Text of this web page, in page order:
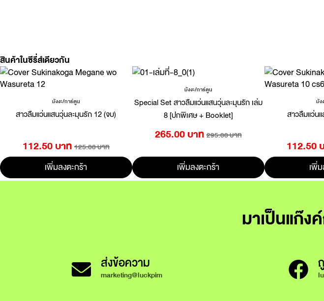
สินค้าในซีรี่ส์เดียวกัน
มังงะ/การ์ตูน
สาวลืมแว่นแสนวุ่นละมุนรัก 12 (จบ)
112.50 บาท 125.00 บาท
เพิ่มลงตะกร้า
มังงะ/การ์ตูน
Special Set สาวลืมแว่นแสนวุ่นละมุนรัก เล่ม
8 [ปกพิเศษ + Booklet]
265.00 บาท 295.00 บาท
เพิ่มลงตะกร้า
มัง
สาวลืมแว่น
112.50
เพิ่
มาเป็นแก๊
ส่งข้อความ
marketing@luckpim